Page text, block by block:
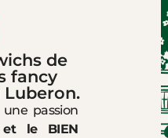
de
fancy
Luberon.
passion
le BIEN